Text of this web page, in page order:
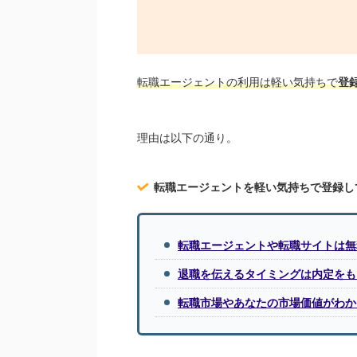
転職エージェントの利用は軽い気持ちで登
理由は以下の通り。
転職エージェントを軽い気持ちで登録
転職エージェントや転職サイトは
退職を伝えるタイミングは内定を
転職市場やあなたの市場価値がわ